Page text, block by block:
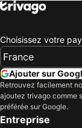
Choisissez votre
Ajouter sur
Retrouvez facilement
ajoutez trivago comme
préférée sur Google.
Entreprise